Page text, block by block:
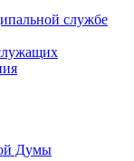
службе
Думы